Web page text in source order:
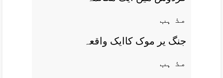
مذ ہب
جنگ ير موک کاايک واقعہ
مذ ہب